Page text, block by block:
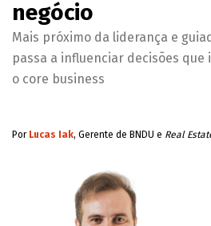
negócio
Mais próximo da liderança e
passa a influenciar decisões
o core business
Por Lucas Iak, Gerente de BNDU e Real